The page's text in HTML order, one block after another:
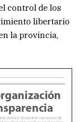
control de los
libertario
la provincia,